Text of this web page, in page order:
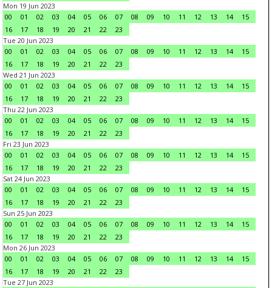
Mon 19 Jun 2023
00
01 02 03 04 05 06 07 08 09 10 11 12 13 14
15
16
17 18 19 20 21 22
23
Tue 20 Jun 2023
00
01 02 03 04 05 06 07 08 09 10 11 12 13 14
15
16
17 18 19 20 21 22
23
Wed 21 Jun 2023
00
01 02 03 04 05 06 07 08 09 10 11 12 13 14
15
16
17 18 19 20 21 22
23
Thu 22 Jun 2023
00
01 02 03 04 05 06 07 08 09 10 11 12 13 14
15
16
17 18 19 20 21 22
23
Fri 23 Jun 2023
00
01 02 03 04 05 06 07 08 09 10 11 12 13 14
15
16
17 18 19 20 21 22
23
Sat 24 Jun 2023
00
01 02 03 04 05 06 07 08 09 10 11 12 13 14
15
16
17 18 19 20 21 22
23
Sun 25 Jun 2023
00
01 02 03 04 05 06 07 08 09 10 11 12 13 14
15
16
17 18 19 20 21 22
23
Mon 26 Jun 2023
00
01 02 03 04 05 06 07 08 09 10 11 12 13 14
15
16
17 18 19 20 21 22
23
Tue 27 Jun 2023